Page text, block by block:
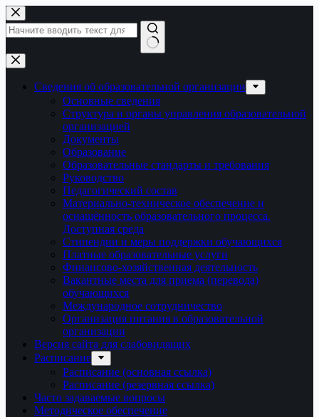
Перейти
к
сути
Ничего
не
найденоСведения об образовательной организации
Основные сведения
Структура и органы управления образовательной
организацией
Документы
Образование
Образовательные стандарты и требования
Руководство
Педагогический состав
Материально-техническое обеспечение и
оснащённость образовательного процесса.
Доступная среда
Стипендии и меры поддержки обучающихся
Платные образовательные услуги
Финансово-хозяйственная деятельность
Вакантные места для приема (перевода)
обучающихся
Международное сотрудничество
Организация питания в образовательной
организации
Версия сайта для слабовидящих
Расписание
Расписание (основная ссылка)
Расписание (резервная ссылка)
Часто задаваемые вопросы
Методическое обеспечение